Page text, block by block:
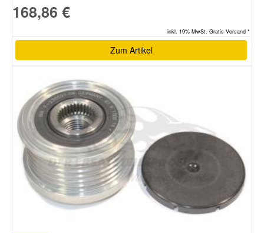
168,86 €
inkl. 19% MwSt. Gratis Versand *
Zum Artikel